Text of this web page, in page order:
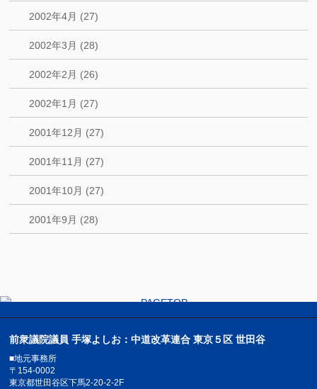
2002年4月 (27)
2002年3月 (28)
2002年2月 (26)
2002年1月 (27)
2001年12月 (27)
2001年11月 (27)
2001年10月 (27)
2001年9月 (28)
前衆議院議員 手塚よしお：中道改革連合 東京５区 世田谷
■地元事務所
〒154-0002
東京都世田谷区下馬2-20-2-2F